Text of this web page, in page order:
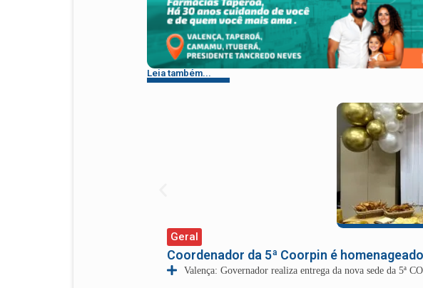
Leia também...
Geral
Coordenador da 5ª Coorpin é
Valença: Governador realiza entrega da nova sede da 5ª